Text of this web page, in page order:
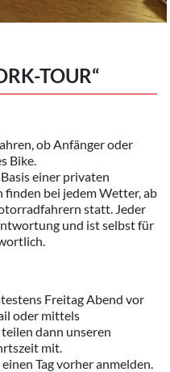
TOUR“
ob Anfänger oder
Bike.
einer privaten
bei jedem Wetter, ab
statt. Jeder
und ist selbst für
Freitag Abend vor
oder mittels
dann unseren
mit.
Tag vorher anmelden.